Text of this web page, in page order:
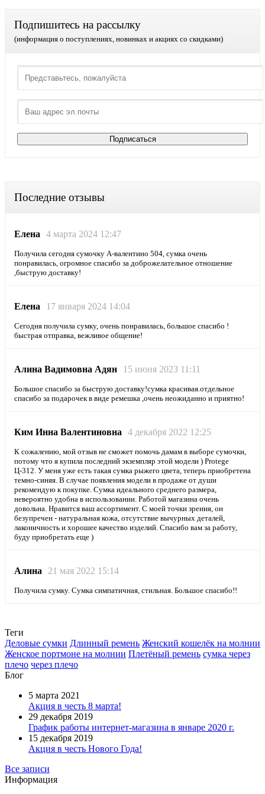
Подпишитесь на рассылку
(информация о поступлениях, новинках и акциях со скидками)
Последние отзывы
Елена 4 марта 2024 12:47
Получила сегодня сумочку А-валентино 504, сумка очень
понравилась, огромное спасибо за доброжелательное отношение
,быструю доставку!
Елена 17 января 2024 14:04
Сегодня получила сумку, очень понравилась, большое спасибо !
быстрая отправка, вежливое общение!
Алина Вадимовна Адян 15 июня 2023 11:11
Большое спасибо за быструю доставку!сумка красивая.отдельное
спасибо за подарочек в виде ремешка ,очень неожиданно и приятно!
Ким Инна Валентиновна 4 декабря 2022 12:25
К сожалению, мой отзыв не сможет помочь дамам в выборе сумочки,
потому что я купила последний экземпляр этой модели ) Protege
Ц-312. У меня уже есть такая сумка рыжего цвета, теперь приобретена
темно-синяя. В случае появления модели в продаже от души
рекомендую к покупке. Сумка идеального среднего размера,
невероятно удобна в использовании. Работой магазина очень
довольна. Нравится ваш ассортимент. С моей точки зрения, он
безупречен - натуральная кожа, отсутствие вычурных деталей,
лаконичность и хорошее качество изделий. Спасибо вам за работу,
буду приобретать еще )
Алина 21 мая 2022 15:14
Получила сумку. Сумка симпатичная, стильная. Большое спасибо!!
Теги
Деловые сумки Длинный ремень Женский кошелёк на молнии
Женское портмоне на молнии Плетёный ремень сумка через
плечо через плечо
Блог
5 марта 2021
Акция в честь 8 марта!
29 декабря 2019
График работы интернет-магазина в январе 2020 г.
15 декабря 2019
Акция в честь Нового Года!
Все записи
Информация